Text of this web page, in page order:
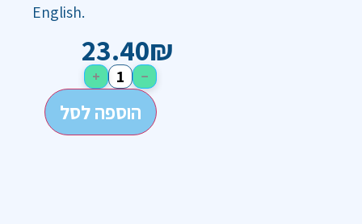
English.
23.40₪
−
+
הוספה לסל